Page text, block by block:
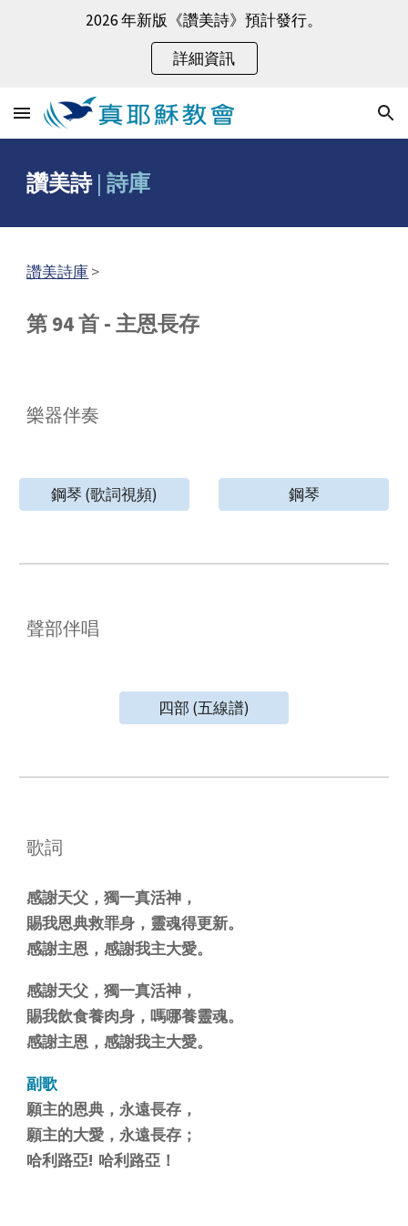
Skip to navigation
2026 年新版《讚美詩》預計發行。
詳細資訊
讚美詩|詩庫
讚美詩庫>
第 94 首 - 主恩長存
樂器伴奏
鋼琴 (歌詞視頻) 鋼琴
聲部伴唱
四部 (五線譜)
歌詞
感謝天父，獨一真活神，
賜我恩典救罪身，靈魂得更新。
感謝主恩，感謝我主大愛。
感謝天父，獨一真活神，
賜我飲食養肉身，嗎哪養靈魂。
感謝主恩，感謝我主大愛。
副歌
願主的恩典，永遠長存，
願主的大愛，永遠長存；
哈利路亞! 哈利路亞！